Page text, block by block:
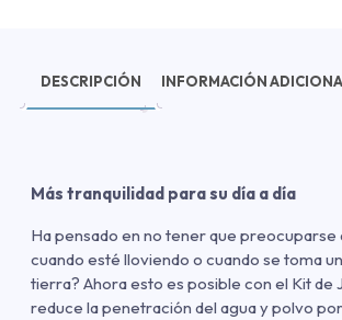
DESCRIPCIÓN INFORMACIÓN
Más tranquilidad para su día a día
Ha pensado en no tener que preocuparse
cuando esté lloviendo o cuando se toma
tierra? Ahora esto es posible con el Kit de
reduce la penetración del agua y polvo